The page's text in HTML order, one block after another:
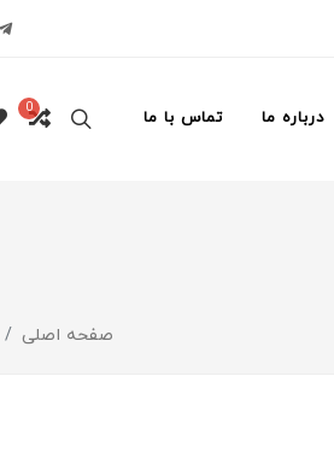
0 درباره ما تماس با ما
صفحه اصلی